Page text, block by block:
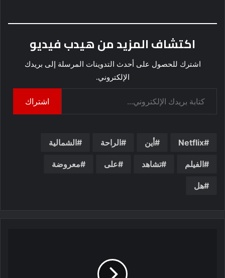
اكتشاف المزيد من هيدب فيديو
اشترك للحصول على أحدث التدوينات المرسلة إلى بريدك
الإلكتروني.
اشتراك
Netflix أين الراحة الشمالية
الفيلم تشاهد على معروضة
هل